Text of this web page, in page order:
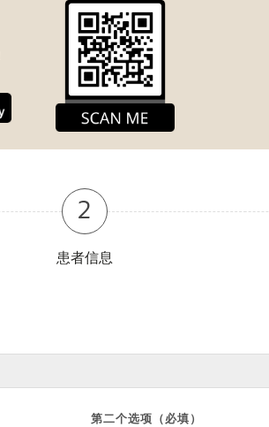
2
患者信息
第二个选项（必填）